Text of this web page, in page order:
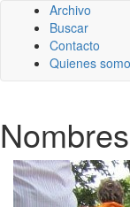
Archivo
Buscar
Contacto
Quienes